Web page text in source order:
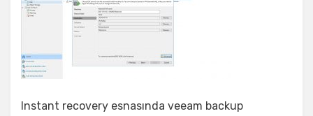
Instant recovery esnasında veeam backup